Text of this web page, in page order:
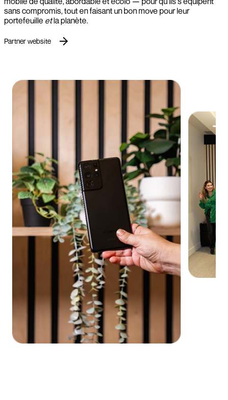
sans compromis, tout en faisant un bon move pour leur
portefeuille etla planète.
Partner website